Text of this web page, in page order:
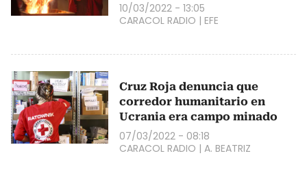
10/03/2022 - 13:05
CARACOL RADIO | EFE
Cruz Roja denuncia que
corredor humanitario en
Ucrania era campo minado
07/03/2022 - 08:18
CARACOL RADIO | A. BEATRIZ